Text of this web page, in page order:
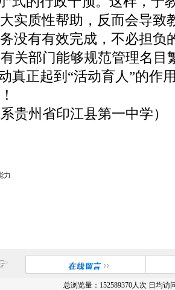
实质性帮助，反而会导致
没有有效完成，不必担负
关部门能够规范管理名目
真正起到“活动育人”的作
贵州省印江县第一中学）
力
总浏览量： 152589370人次 日均访